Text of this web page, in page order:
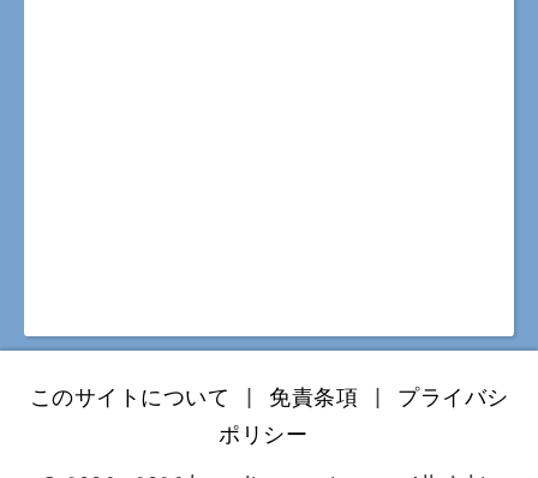
このサイトについて | 免責条項 |
プライバシ
ポリシー